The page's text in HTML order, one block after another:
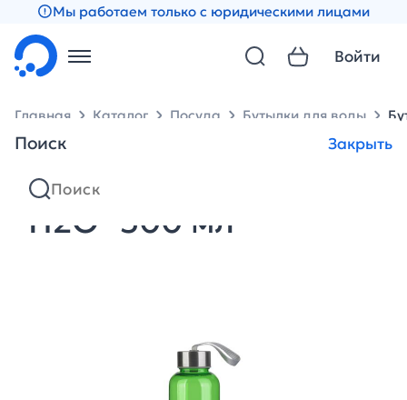
Мы работаем только с юридическими лицами
Поиск Закрыть
Войти
Главная Каталог Посуда Бутылки для воды
Бутылка для воды
"H2O" 500 мл